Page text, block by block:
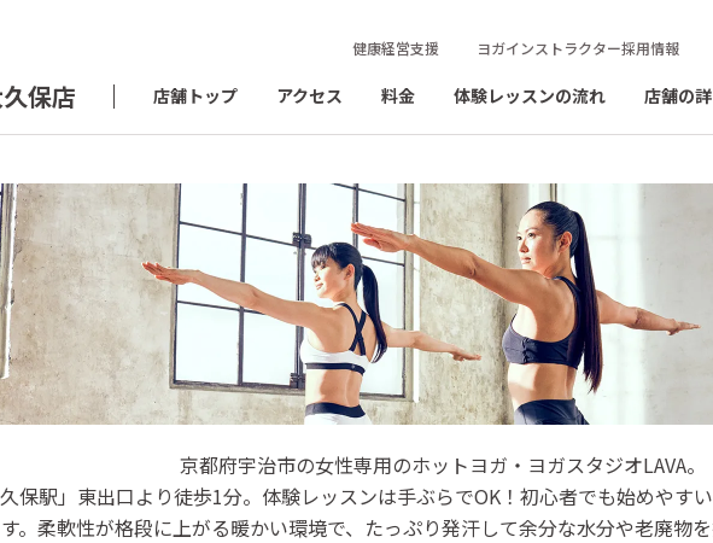
健康経営支援 ヨガインストラクター採用情報
保店 店舗トップ アクセス 料金 体験レッスンの流れ 店舗の
宇治大久保店
ホットヨガスタジオ
京都府宇治市の女性専用のホットヨガ・ヨガスタジオLAVA。
久保駅」東出口より徒歩1分。体験レッスンは手ぶらでOK！初心者でも始めやす
。柔軟性が格段に上がる暖かい環境で、たっぷり発汗して余分な水分や老廃物